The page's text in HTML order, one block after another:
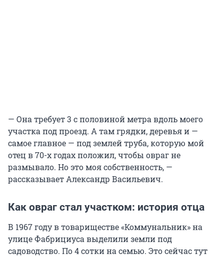
— Она требует 3 с половиной метра вдоль моего
участка под проезд. А там грядки, деревья и —
самое главное — под землей труба, которую мой
отец в 70-х годах положил, чтобы овраг не
размывало. Но это моя собственность, —
рассказывает Александр Васильевич.
Как овраг стал участком: история отца
В 1967 году в товариществе «Коммунальник» на
улице Фабрициуса выделили земли под
садоводство. По 4 сотки на семью. Это сейчас тут